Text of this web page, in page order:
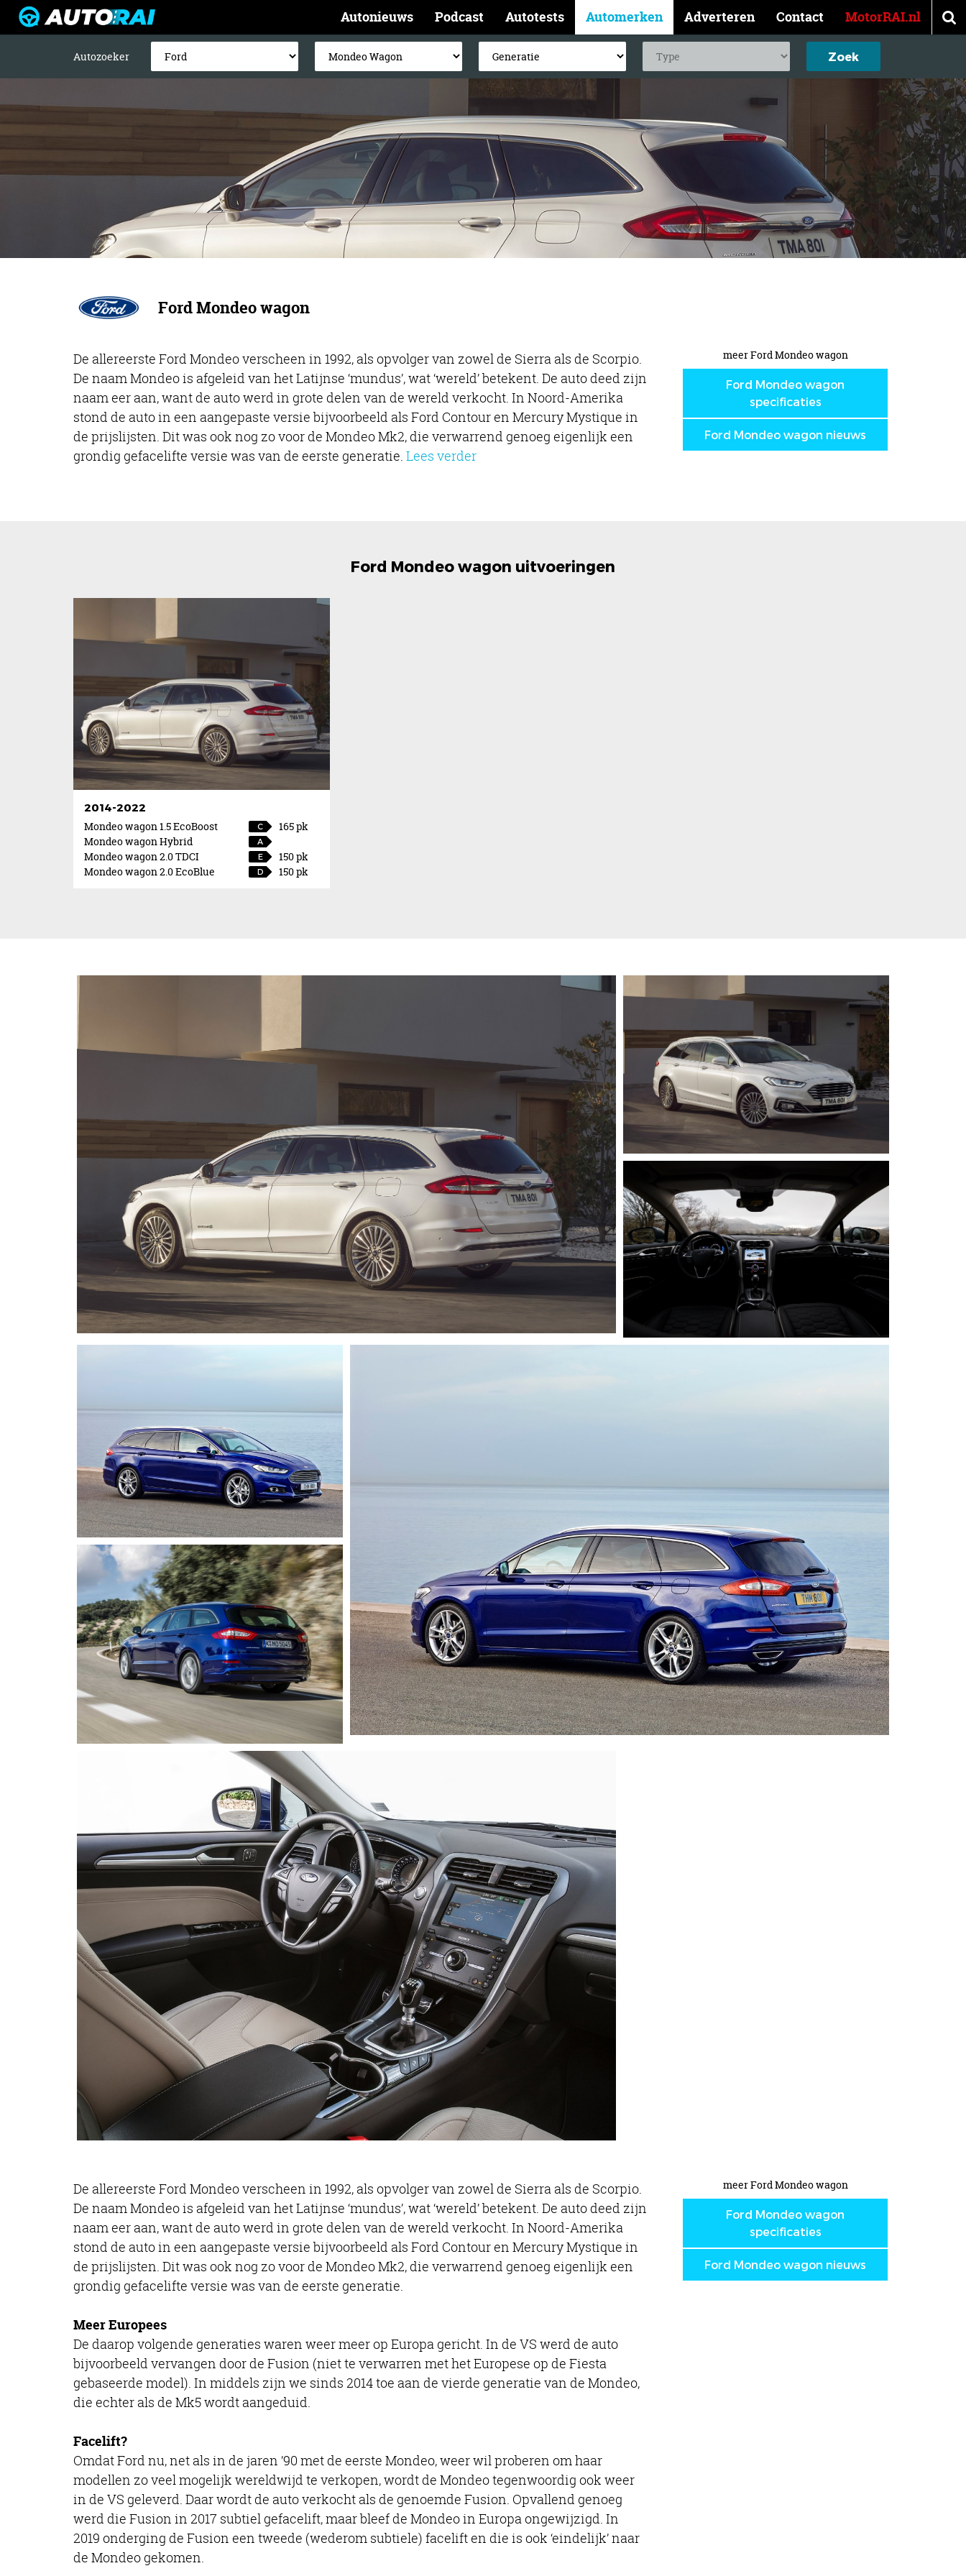
Autonieuws Podcast Autotests Automerken Adverteren Contact MotorRAI.nl
Autozoeker
Ford Mondeo wagon
De allereerste Ford Mondeo verscheen in 1992, als opvolger van zowel de Sierra als de Scorpio.
De naam Mondeo is afgeleid van het Latijnse ‘mundus’, wat ‘wereld’ betekent. De auto deed zijn
naam eer aan, want de auto werd in grote delen van de wereld verkocht. In Noord-Amerika
stond de auto in een aangepaste versie bijvoorbeeld als Ford Contour en Mercury Mystique in
de prijslijsten. Dit was ook nog zo voor de Mondeo Mk2, die verwarrend genoeg eigenlijk een
grondig gefacelifte versie was van de eerste generatie. Lees verder
meer Ford Mondeo wagon
Ford Mondeo wagon
specificaties
Ford Mondeo wagon nieuws
Ford Mondeo wagon uitvoeringen
2014-2022
Mondeo wagon 1.5 EcoBoost C
165 pk
Mondeo wagon Hybrid
A
Mondeo wagon 2.0 TDCI E
150 pk
Mondeo wagon 2.0 EcoBlue
D 150 pk
De allereerste Ford Mondeo verscheen in 1992, als opvolger van zowel de Sierra als de Scorpio.
De naam Mondeo is afgeleid van het Latijnse ‘mundus’, wat ‘wereld’ betekent. De auto deed zijn
naam eer aan, want de auto werd in grote delen van de wereld verkocht. In Noord-Amerika
stond de auto in een aangepaste versie bijvoorbeeld als Ford Contour en Mercury Mystique in
de prijslijsten. Dit was ook nog zo voor de Mondeo Mk2, die verwarrend genoeg eigenlijk een
grondig gefacelifte versie was van de eerste generatie.
Meer Europees
De daarop volgende generaties waren weer meer op Europa gericht. In de VS werd de auto
bijvoorbeeld vervangen door de Fusion (niet te verwarren met het Europese op de Fiesta
gebaseerde model). In middels zijn we sinds 2014 toe aan de vierde generatie van de Mondeo,
die echter als de Mk5 wordt aangeduid.
Facelift?
Omdat Ford nu, net als in de jaren ’90 met de eerste Mondeo, weer wil proberen om haar
modellen zo veel mogelijk wereldwijd te verkopen, wordt de Mondeo tegenwoordig ook weer
in de VS geleverd. Daar wordt de auto verkocht als de genoemde Fusion. Opvallend genoeg
werd die Fusion in 2017 subtiel gefacelift, maar bleef de Mondeo in Europa ongewijzigd. In
2019 onderging de Fusion een tweede (wederom subtiele) facelift en die is ook ‘eindelijk’ naar
de Mondeo gekomen.
meer Ford Mondeo wagon
Ford Mondeo wagon
specificaties
Ford Mondeo wagon nieuws